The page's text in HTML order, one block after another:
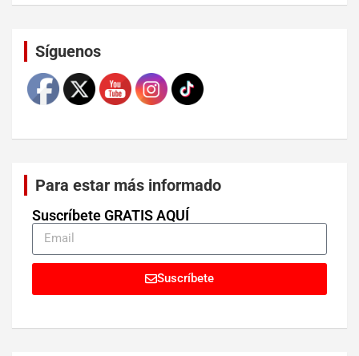
Síguenos
Para estar más informado
Suscríbete GRATIS AQUÍ
Suscríbete